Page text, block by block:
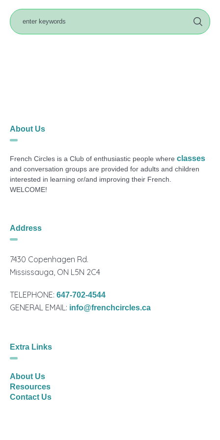
About Us
French Circles is a Club of enthusiastic people whereclasses
and conversation groups are provided for adults and children
interested in learning or/and improving their French.
WELCOME!
Address
7430 Copenhagen Rd.
Mississauga, ON L5N 2C4
TELEPHONE:647-702-4544
GENERAL EMAIL: info@frenchcircles.ca
Extra Links
About Us
Resources
Contact Us